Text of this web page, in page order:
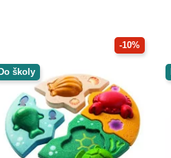
-10%
Do školy